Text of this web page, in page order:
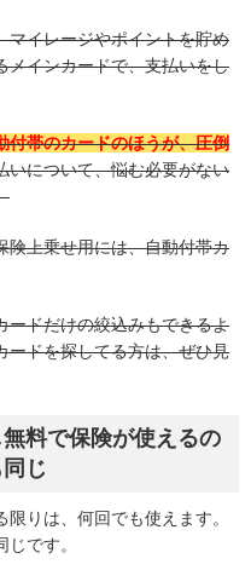
マイレージやポイントを貯め
メインカードで、支払いをし
付帯のカードのほうが、圧倒
いについて、悩む必要がない
険上乗せ用には、自動付帯カ
ードだけの絞込みもできるよ
ードを探してる方は、ぜひ見
料で保険が使えるの
じ
りは、何回でも使えます。
です。